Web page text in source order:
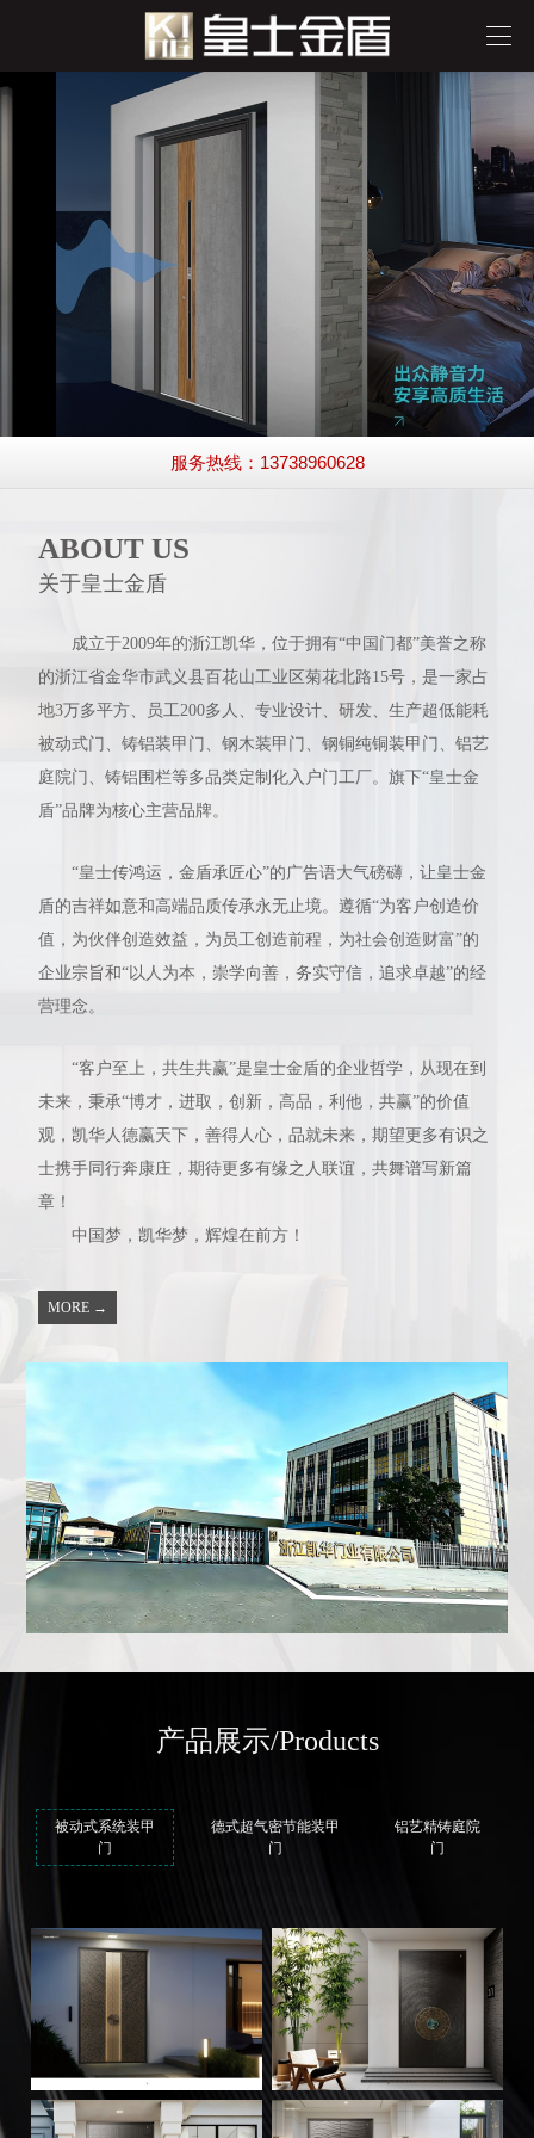
服务热线：13738960628
ABOUT US
关于皇士金盾
成立于2009年的浙江凯华，位于拥有“中国门都”美誉之称
的浙江省金华市武义县百花山工业区菊花北路15号，是一家占
地3万多平方、员工200多人、专业设计、研发、生产超低能耗
被动式门、铸铝装甲门、钢木装甲门、钢铜纯铜装甲门、铝艺
庭院门、铸铝围栏等多品类定制化入户门工厂。旗下“皇士金
盾”品牌为核心主营品牌。
“皇士传鸿运，金盾承匠心”的广告语大气磅礴，让皇士金
盾的吉祥如意和高端品质传承永无止境。遵循“为客户创造价
值，为伙伴创造效益，为员工创造前程，为社会创造财富”的
企业宗旨和“以人为本，崇学向善，务实守信，追求卓越”的经
营理念。
“客户至上，共生共赢”是皇士金盾的企业哲学，从现在到
未来，秉承“博才，进取，创新，高品，利他，共赢”的价值
观，凯华人德赢天下，善得人心，品就未来，期望更多有识之
士携手同行奔康庄，期待更多有缘之人联谊，共舞谱写新篇
章！
中国梦，凯华梦，辉煌在前方！
MORE →
产品展示/Products
被动式系统装甲
门
德式超气密节能装甲
门
铝艺精铸庭院
门